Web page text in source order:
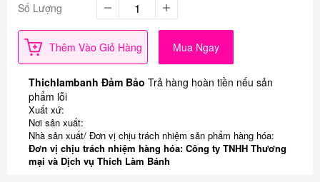
Số Lượng
Thêm Vào Giỏ Hàng Mua Ngay
Thichlambanh Đảm Bảo Trả hàng hoàn tiền nếu sản
phẩm lỗi
Xuất xứ:
Nơi sản xuất:
Nhà sản xuất/ Đơn vị chịu trách nhiệm sản phẩm hàng hóa:
Đơn vị chịu trách nhiệm hàng hóa: Công ty TNHH Thương
mại và Dịch vụ Thích Làm Bánh